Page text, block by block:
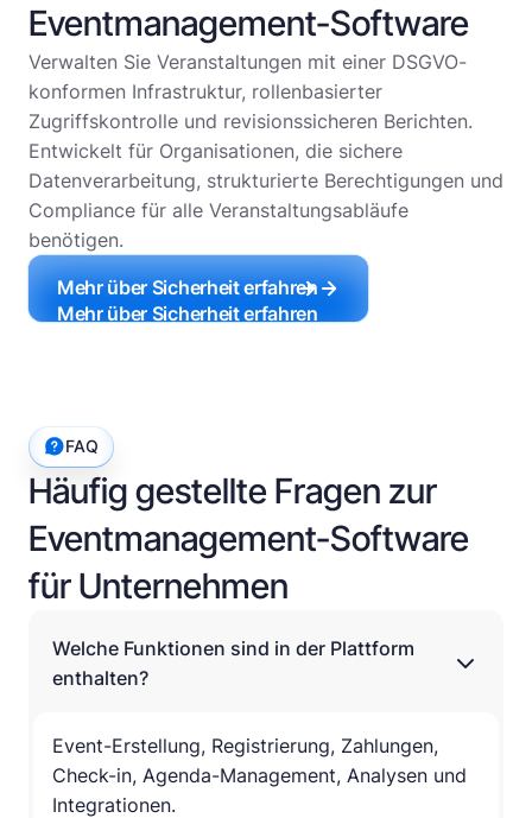
Eventmanagement-Software
Verwalten Sie Veranstaltungen mit einer DSGVO-
konformen Infrastruktur, rollenbasierter
Zugriffskontrolle und revisionssicheren Berichten.
Entwickelt für Organisationen, die sichere
Datenverarbeitung, strukturierte Berechtigungen und
Compliance für alle Veranstaltungsabläufe
benötigen.
Mehr über Sicherheit erfahren
Mehr über Sicherheit erfahren
FAQ
Häufig gestellte Fragen zur
Eventmanagement-Software
für Unternehmen
Welche Funktionen sind in der Plattform
enthalten?
Event-Erstellung, Registrierung, Zahlungen,
Check-in, Agenda-Management, Analysen und
Integrationen.